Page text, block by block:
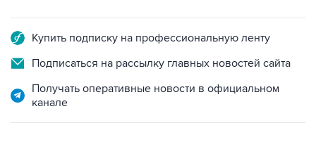
Купить подписку на профессиональную ленту
Подписаться на рассылку главных новостей сайта
Получать оперативные новости в официальном
канале